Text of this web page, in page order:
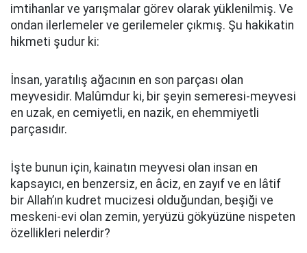
imtihanlar ve yarışmalar görev olarak yüklenilmiş. Ve
ondan ilerlemeler ve gerilemeler çıkmış. Şu hakikatin
hikmeti şudur ki:
İnsan, yaratılış ağacının en son parçası olan
meyvesidir. Malûmdur ki, bir şeyin semeresi-meyvesi
en uzak, en cemiyetli, en nazik, en ehemmiyetli
parçasıdır.
İşte bunun için, kainatın meyvesi olan insan en
kapsayıcı, en benzersiz, en âciz, en zayıf ve en lâtif
bir Allah’ın kudret mucizesi olduğundan, beşiği ve
meskeni-evi olan zemin, yeryüzü gökyüzüne nispeten
özellikleri nelerdir?